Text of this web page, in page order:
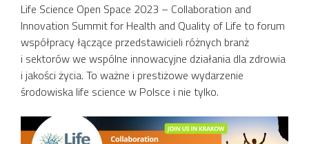
Life Science Open Space 2023 – Collaboration and
Innovation Summit for Health and Quality of Life to forum
współpracy łączące przedstawicieli różnych branż
i sektorów we wspólne innowacyjne działania dla zdrowia
i jakości życia. To ważne i prestiżowe wydarzenie
środowiska life science w Polsce i nie tylko.